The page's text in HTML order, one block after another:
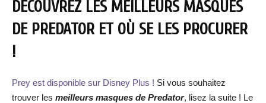
DÉCOUVREZ LES MEILLEURS MASQUES
DE PREDATOR ET OÙ SE LES PROCURER
!
Prey est disponible sur Disney Plus ! Si vous souhaitez
trouver les meilleurs masques de Predator, lisez la suite ! Le